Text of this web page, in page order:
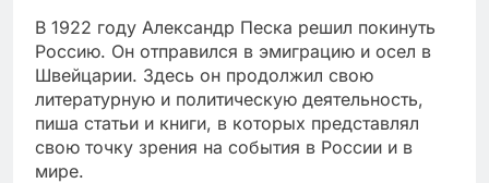
В 1922 году Александр Песка решил покинуть
Россию. Он отправился в эмиграцию и осел в
Швейцарии. Здесь он продолжил свою
литературную и политическую деятельность,
пиша статьи и книги, в которых представлял
свою точку зрения на события в России и в
мире.